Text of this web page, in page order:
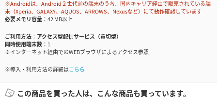
※Androidは、Android２世代前の端末のうち、国内キャリア経由で販売されている端
末（Xperia、GALAXY、AQUOS、ARROWS、Nexusなど）にて動作確認しています
必要メモリ容量
42 MB以上
ご利用方法
アクセス型配信サービス（買切型）
同時使用端末数
1
※インターネット経由でのWEBブラウザによるアクセス参照
※導入・利用方法の詳細はこちら
この商品を買った人は、こんな商品も買っています。